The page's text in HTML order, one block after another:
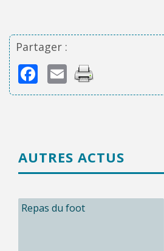
Partager :
Facebook
Email
AUTRES ACTUS
Repas du foot